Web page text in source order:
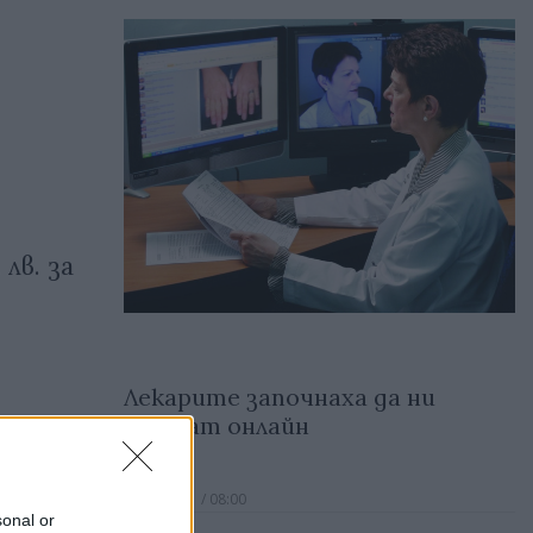
or
за
има
Лекарите започнаха да ни
лекуват онлайн
17.03.2021 / 08:00